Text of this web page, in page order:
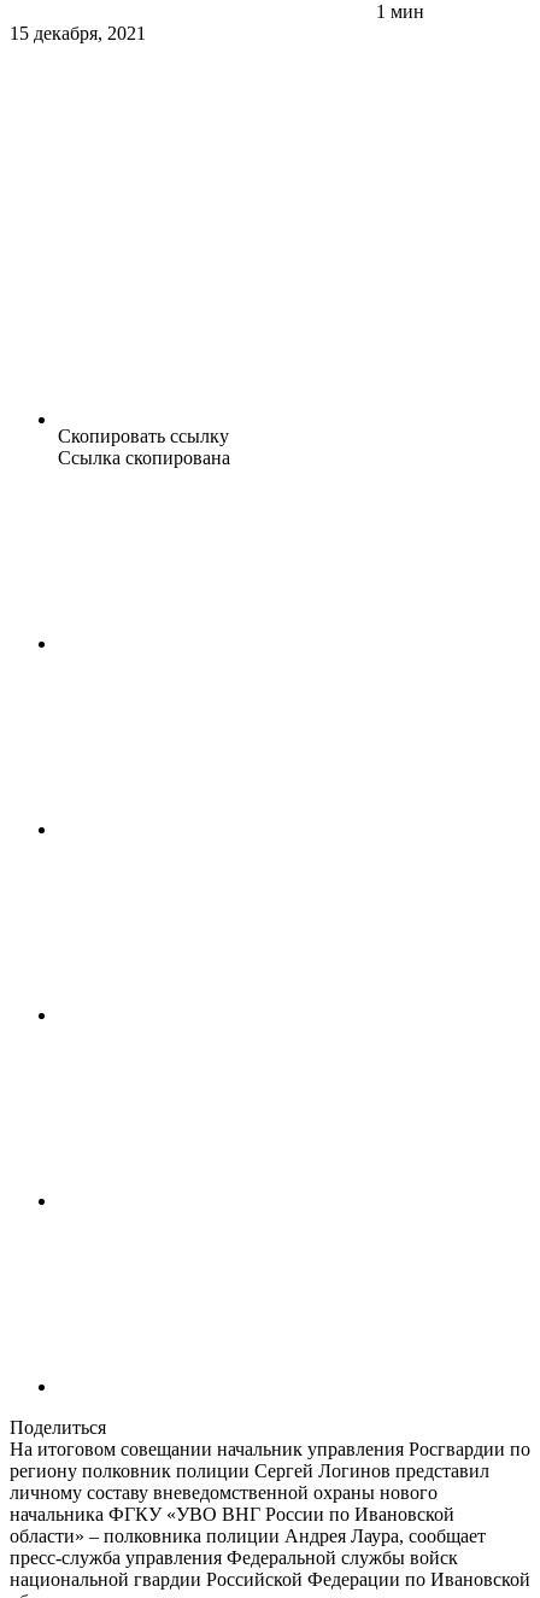
1 мин
15 декабря, 2021
Скопировать ссылку
Ссылка скопирована
Поделиться
На итоговом совещании начальник управления Росгвардии по
региону полковник полиции Сергей Логинов представил
личному составу вневедомственной охраны нового
начальника ФГКУ «УВО ВНГ России по Ивановской
области» – полковника полиции Андрея Лаура, сообщает
пресс-служба управления Федеральной службы войск
национальной гвардии Российской Федерации по Ивановской